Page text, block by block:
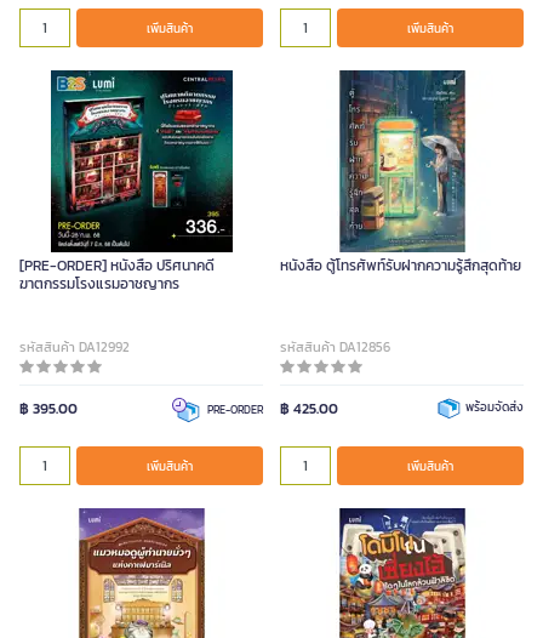
เพิ่มสินค้า เพิ่มสินค้า
[PRE-ORDER] หนังสือ ปริศนาคดี
ฆาตกรรมโรงแรมอาชญากร
รหัสสินค้า DA12992
฿ 395.00 PRE-ORDER
เพิ่มสินค้า
หนังสือ ตู้โทรศัพท์รับฝากความรู้สึกสุดท้าย
รหัสสินค้า DA12856
฿ 425.00 พร้อมจัดส่ง
เพิ่มสินค้า